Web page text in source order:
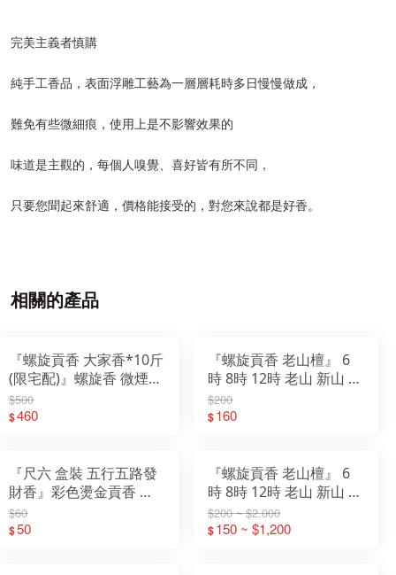
完美主義者慎購
純手工香品，表面浮雕工藝為一層層耗時多日慢慢做成，
難免有些微細痕，使用上是不影響效果的
味道是主觀的，每個人嗅覺、喜好皆有所不同，
只要您聞起來舒適，價格能接受的，對您來說都是好香。
相關的產品
『螺旋貢香 大家香*10斤
(限宅配)』螺旋香 微煙
環保 貢香
$500
$460
『螺旋貢香 老山檀』 6
時 8時 12時 老山 新山 青
洲沉 沉檀 螺旋香 微煙 環
$200
$160
『尺六 盒裝 五行五路發
財香』彩色燙金貢香 金
錢香 大貢香 祝壽 補庫 開
工 祈福 招財進寶 補財庫
$60
$50
『螺旋貢香 老山檀』 6
時 8時 12時 老山 新山 青
洲沉 沉檀 螺旋香 微煙 環
保 貢香 尺六 2尺
$200 ~ $2,000
$150 ~ $1,200